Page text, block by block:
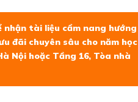
nhận tài liệu cẩm nang hướng
đãi chuyên sâu cho năm học
Nội hoặc Tầng 16, Tòa nhà